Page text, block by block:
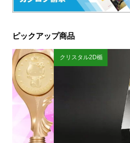
ピックアップ商品
クリスタル2D楯